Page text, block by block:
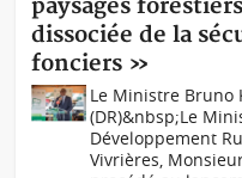
paysages
dissociée de la
fonciers »
Le Ministre Bruno
(DR)&nbsp;Le
Développement
Vivrières,